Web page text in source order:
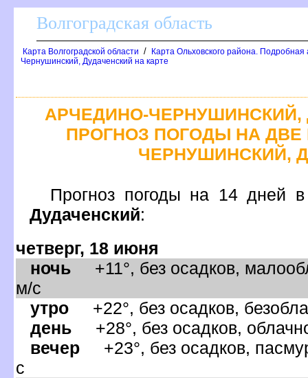
олгоградская область
Карта Волгоградской области /
Карта Ольховского района.
Чернушинский, Дудаченский на карте
АРЧЕДИНО-ЧЕРНУШИНСКИЙ,
ПРОГНОЗ ПОГОДЫ НА ДВЕ
ЧЕРНУШИНСКИЙ,
Прогноз погоды на 14
Дудаченский:
четверг, 18 июня
ночь +11°, без осадков,
м/с
утро +22°, без осадков,
день +28°, без осадков,
ечер +23°, без осадков,
с